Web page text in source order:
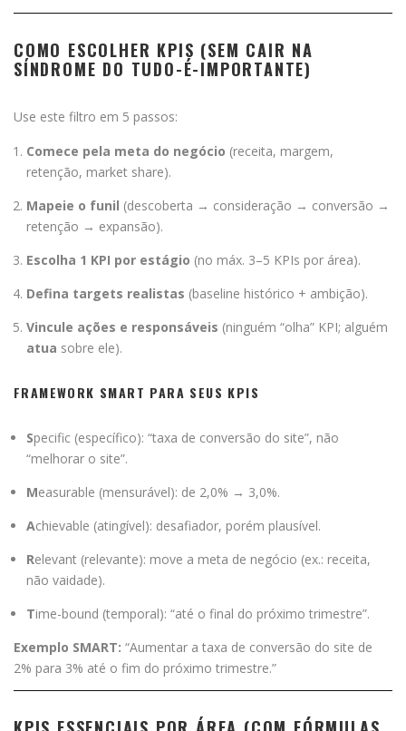
COMO ESCOLHER KPIS (SEM CAIR NA
SÍNDROME DO TUDO-É-IMPORTANTE)
Use este filtro em 5 passos:
Comece pela meta do negócio (receita, margem,
retenção, market share).
Mapeie o funil (descoberta → consideração → conversão →
retenção → expansão).
Escolha 1 KPI por estágio (no máx. 3–5 KPIs por área).
Defina targets realistas (baseline histórico + ambição).
Vincule ações e responsáveis (ninguém “olha” KPI; alguém
atua sobre ele).
FRAMEWORK SMART PARA SEUS KPIS
Specific (específico): “taxa de conversão do site”, não
“melhorar o site”.
Measurable (mensurável): de 2,0% → 3,0%.
Achievable (atingível): desafiador, porém plausível.
Relevant (relevante): move a meta de negócio (ex.: receita,
não vaidade).
Time-bound (temporal): “até o final do próximo trimestre”.
Exemplo SMART: “Aumentar a taxa de conversão do site de
2% para 3% até o fim do próximo trimestre.”